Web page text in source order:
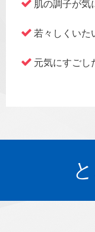
肌の調子が気
若々しくいた
元気にすごし